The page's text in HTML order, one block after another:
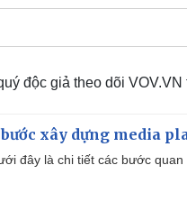
độc giả theo dõi VOV.VN
bước xây dựng media
đây là chi tiết các bước quan